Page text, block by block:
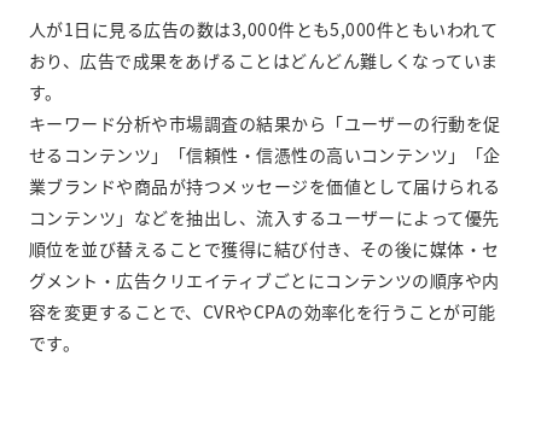
人が1日に見る広告の数は3,000件とも5,000件ともいわれて
おり、広告で成果をあげることはどんどん難しくなっていま
す。
キーワード分析や市場調査の結果から「ユーザーの行動を促
せるコンテンツ」「信頼性・信憑性の高いコンテンツ」「企
業ブランドや商品が持つメッセージを価値として届けられる
コンテンツ」などを抽出し、流入するユーザーによって優先
順位を並び替えることで獲得に結び付き、その後に媒体・セ
グメント・広告クリエイティブごとにコンテンツの順序や内
容を変更することで、CVRやCPAの効率化を行うことが可能
です。